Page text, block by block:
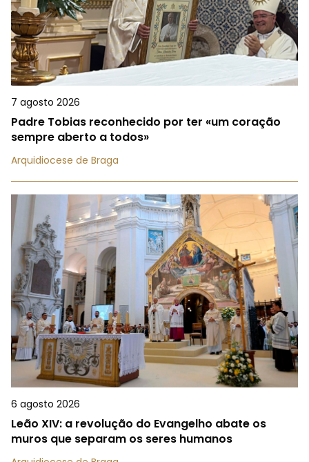
7 agosto 2026
Padre Tobias reconhecido por ter «um coração
sempre aberto a todos»
Arquidiocese de Braga
6 agosto 2026
Leão XIV: a revolução do Evangelho abate os
muros que separam os seres humanos